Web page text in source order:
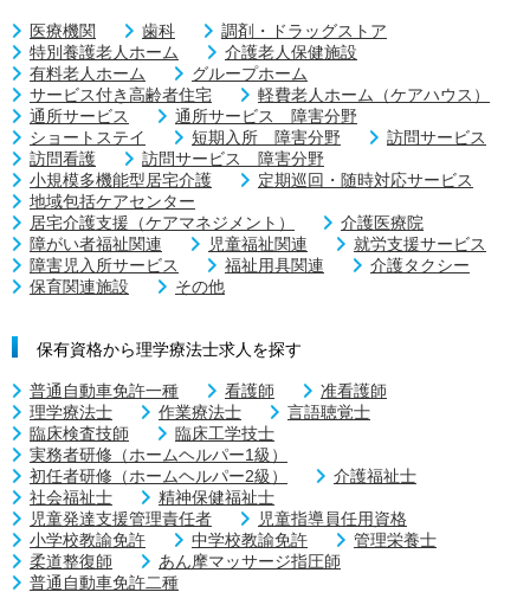
医療機関 歯科
調剤・ドラッグストア
特別養護老人ホーム
介護老人保健施設
有料老人ホーム
グループホーム
サービス付き高齢者住宅
軽費老人ホーム（ケアハウス）
通所サービス
通所サービス 障害分野
ショートステイ
短期入所 障害分野
訪問サービス
訪問看護
訪問サービス 障害分野
小規模多機能型居宅介護
定期巡回・随時対応サービス
地域包括ケアセンター
居宅介護支援（ケアマネジメント）
介護医療院
障がい者福祉関連
児童福祉関連
就労支援サービス
障害児入所サービス
福祉用具関連
介護タクシー
保育関連施設
その他
保有資格から理学療法士求人を探す
普通自動車免許一種 看護師
准看護師
理学療法士
作業療法士
言語聴覚士
臨床検査技師
臨床工学技士
実務者研修（ホームヘルパー1級）
初任者研修（ホームヘルパー2級）
介護福祉士
社会福祉士
精神保健福祉士
児童発達支援管理責任者
児童指導員任用資格
小学校教諭免許
中学校教諭免許
管理栄養士
柔道整復師
あん摩マッサージ指圧師
普通自動車免許二種